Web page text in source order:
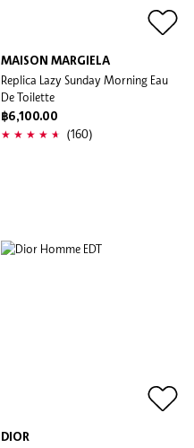
MAISON MARGIELA
Replica Lazy Sunday Morning Eau
De Toilette
฿6,100.00
(160)
DIOR